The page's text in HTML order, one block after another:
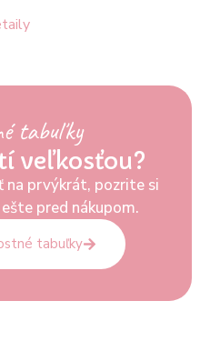
tabuľky
veľkosťou?
prvýkrát, pozrite si
pred nákupom.
tabuľky